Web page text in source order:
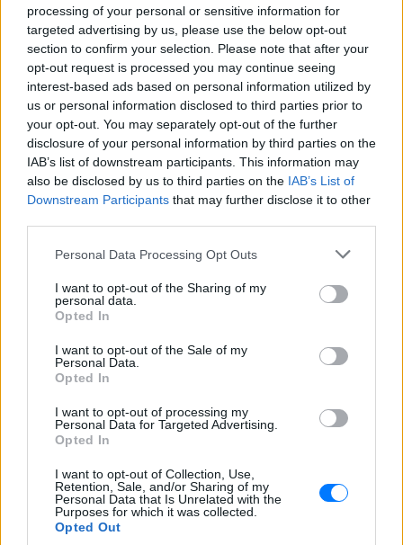
processing of your personal or sensitive information for
targeted advertising by us, please use the below opt-out
section to confirm your selection. Please note that after your
opt-out request is processed you may continue seeing
interest-based ads based on personal information utilized by
us or personal information disclosed to third parties prior to
your opt-out. You may separately opt-out of the further
disclosure of your personal information by third parties on the
IAB’s list of downstream participants. This information may
also be disclosed by us to third parties on the IAB’s List of
Downstream Participants that may further disclose it to other
Personal Data Processing Opt Outs
I want to opt-out of the Sharing of my
personal data.
Opted In
I want to opt-out of the Sale of my
Personal Data.
Opted In
I want to opt-out of processing my
Personal Data for Targeted Advertising.
Opted In
I want to opt-out of Collection, Use,
Retention, Sale, and/or Sharing of my
Personal Data that Is Unrelated with the
Purposes for which it was collected.
Opted Out
Ακολουθήστε το E-Radio.gr στο
και μάθετε πρώτοιτα πιο hot νέα
Εσύ μπήκες στο E-Daily.gr; Τα νέα της ημέρας
και ότι σου κάνει κλικ!
Ακολουθήστε το E-Radio.gr και στο Instagram
ΔΙΑΦΗΜΙΣΗ